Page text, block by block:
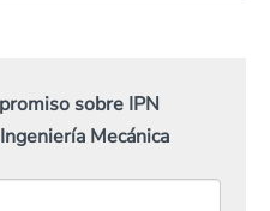
sobre IPN
Mecánica